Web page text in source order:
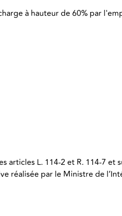
à hauteur de 60% par
articles L. 114-2 et R. 114-7
réalisée par le Ministre de